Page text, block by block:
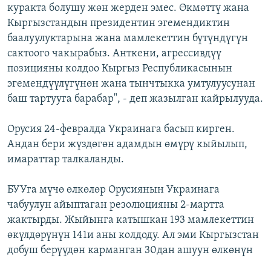
куракта болушу жөн жерден эмес. Өкмөттү жана
Кыргызстандын президентин эгемендиктин
баалуулуктарына жана мамлекеттин бүтүндүгүн
сактоого чакырабыз. Анткени, агрессивдүү
позицияны колдоо Кыргыз Республикасынын
эгемендүүлүгүнөн жана тынчтыкка умтулуусунан
баш тартууга барабар", - деп жазылган кайрылууда.
Орусия 24-февралда Украинага басып кирген.
Андан бери жүздөгөн адамдын өмүрү кыйылып,
имараттар талкаланды.
БУУга мүчө өлкөлөр Орусиянын Украинага
чабуулун айыптаган резолюцияны 2-мартта
жактырды. Жыйынга катышкан 193 мамлекеттин
өкүлдөрүнүн 141и аны колдоду. Ал эми Кыргызстан
добуш берүүдөн карманган 30дан ашуун өлкөнүн